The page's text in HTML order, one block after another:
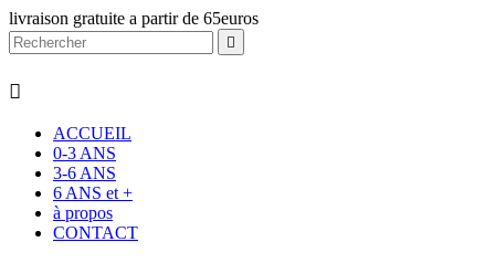
livraison gratuite a partir de 65euros


ACCUEIL
0-3 ANS
3-6 ANS
6 ANS et +
à propos
CONTACT